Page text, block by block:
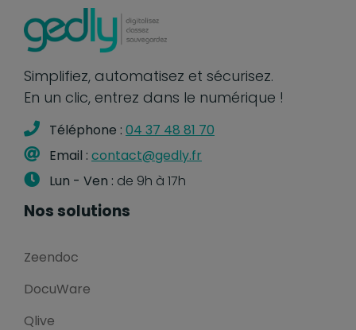
Simplifiez, automatisez et sécurisez.
En un clic, entrez dans le numérique !
Téléphone : 04 37 48 81 70
Email : contact@gedly.fr
Lun - Ven : de 9h à 17h
Nos solutions
Zeendoc
DocuWare
Qlive